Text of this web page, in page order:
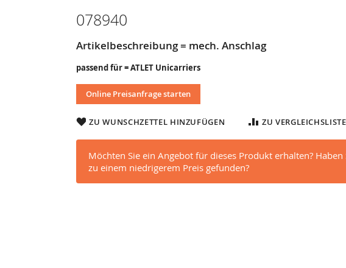
078940
Artikelbeschreibung = mech. Anschlag
passend für = ATLET Unicarriers
Online Preisanfrage starten
ZU WUNSCHZETTEL HINZUFÜGEN ZU
Möchten Sie ein Angebot für dieses Produkt erhalten? Haben
zu einem niedrigerem Preis gefunden?